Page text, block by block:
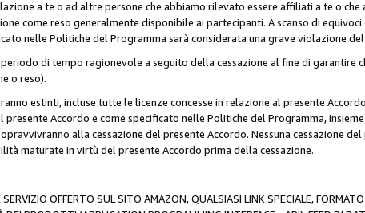
a te o ad altre persone che abbiamo rilevato essere affiliati a te o che
come reso generalmente disponibile ai partecipanti. A scanso di
nelle Politiche del Programma sarà considerata una grave violazione
di tempo ragionevole a seguito della cessazione al fine di garantire
o reso).
estinti, incluse tutte le licenze concesse in relazione al presente
Accordo e come specificato nelle Politiche del Programma,
alla cessazione del presente Accordo. Nessuna cessazione
maturate in virtù del presente Accordo prima della cessazione.
OFFERTO SUL SITO AMAZON, QUALSIASI LINK SPECIALE,